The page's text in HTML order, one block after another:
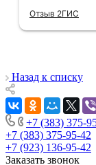
компанию,
меня
день🙏 Не
монтаж
его труд!!!
Отзыв 2ГИС
Назад к списку
+7 (383) 375-
+7 (383) 375-95-42
+7 (923) 136-95-42
Заказать звонок